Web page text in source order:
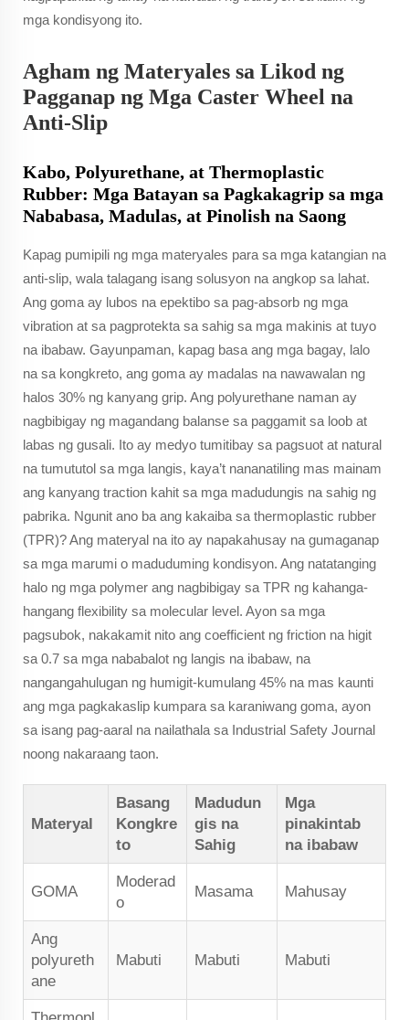
mga kondisyong ito.
Agham ng Materyales sa Likod ng
Pagganap ng Mga Caster Wheel na
Anti-Slip
Kabo, Polyurethane, at Thermoplastic
Rubber: Mga Batayan sa Pagkakagrip sa mga
Nababasa, Madulas, at Pinolish na Saong
Kapag pumipili ng mga materyales para sa mga katangian na
anti-slip, wala talagang isang solusyon na angkop sa lahat.
Ang goma ay lubos na epektibo sa pag-absorb ng mga
vibration at sa pagprotekta sa sahig sa mga makinis at tuyo
na ibabaw. Gayunpaman, kapag basa ang mga bagay, lalo
na sa kongkreto, ang goma ay madalas na nawawalan ng
halos 30% ng kanyang grip. Ang polyurethane naman ay
nagbibigay ng magandang balanse sa paggamit sa loob at
labas ng gusali. Ito ay medyo tumitibay sa pagsuot at natural
na tumututol sa mga langis, kaya’t nananatiling mas mainam
ang kanyang traction kahit sa mga madudungis na sahig ng
pabrika. Ngunit ano ba ang kakaiba sa thermoplastic rubber
(TPR)? Ang materyal na ito ay napakahusay na gumaganap
sa mga marumi o maduduming kondisyon. Ang natatanging
halo ng mga polymer ang nagbibigay sa TPR ng kahanga-
hangang flexibility sa molecular level. Ayon sa mga
pagsubok, nakakamit nito ang coefficient ng friction na higit
sa 0.7 sa mga nababalot ng langis na ibabaw, na
nangangahulugan ng humigit-kumulang 45% na mas kaunti
ang mga pagkakaslip kumpara sa karaniwang goma, ayon
sa isang pag-aaral na nailathala sa Industrial Safety Journal
noong nakaraang taon.
Materyal
Basang
Kongkre
to
Madudun
gis na
Sahig
Mga
pinakintab
na ibabaw
GOMA
Moderad
o
Masama Mahusay
Ang
polyureth
ane
Mabuti Mabuti Mabuti